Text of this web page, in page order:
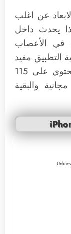
عن اغلب
يحدث داخل
في الأعصاب
التطبيق مفيد
للعامة وليس فقط الأطباء التطبيق يحتوي على 115
فقط 14 فيديو مجانية والبقية